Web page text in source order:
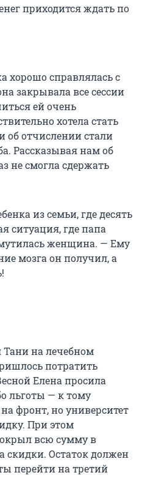
приходится ждать по
хорошо справлялась с
закрывала все сессии
ей очень
хотела стать
об отчислении стали
Рассказывая нам об
не смогла сдержать
из семьи, где десять
ситуация, где папа
женщина. — Ему
мозга он получил, а
Тани на лечебном
потратить
Елена просила
льготы — к тому
фронт, но университет
При этом
всю сумму в
скидки. Остаток должен
перейти на третий